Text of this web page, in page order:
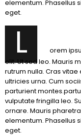
elementum. Phasellus
eget.
L
orem
elit. Ut sed leo. Mauris
rutrum nulla. Cras
ultricies urna. Cum
parturient
vulputate fringilla leo.
ornare. Mauris
elementum. Phasellus
eget.